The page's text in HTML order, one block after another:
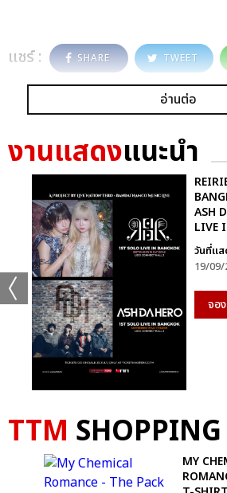
แชร์ : SHARE TWEET
อ่านต่อ
งานแสดงแนะนำ
ASH
LIVE
วันที่แ
19/09/
จอ
TTM SHOPPING
MY